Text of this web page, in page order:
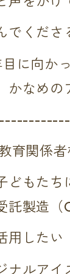
でくださ
に向か
かなめ
育関係
どもた
託製造
用したい
ナルアイ